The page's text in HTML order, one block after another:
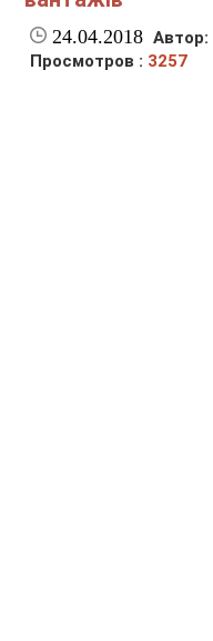
24.04.2018 Автор:
Просмотров : 3257